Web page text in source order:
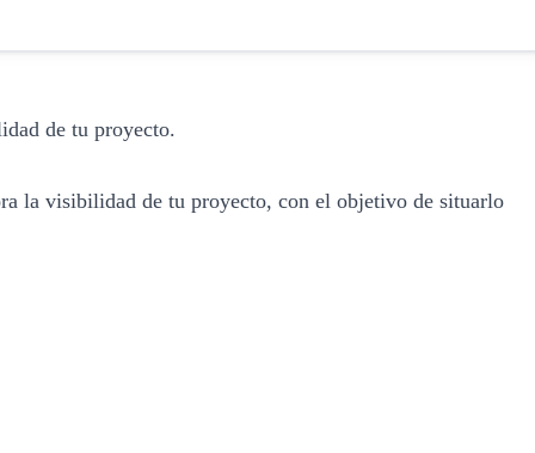
de tu proyecto.
la visibilidad de tu proyecto, con el objetivo de situarlo